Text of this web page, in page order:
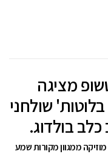
מציגה
שולחני
כלב בולדוג.
מוזיקה ממגוון מקורות שמע